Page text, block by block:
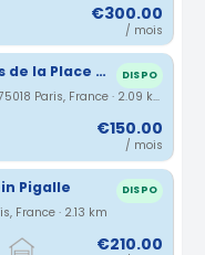
€300.00
/ mois
Place de parking près de la Place de Clichy DISPO
20 Rue Hégésippe Moreau, 75018 Paris, France · 2.09 km
€150.00
/ mois
Pigalle DISPO
France · 2.13 km
€210.00